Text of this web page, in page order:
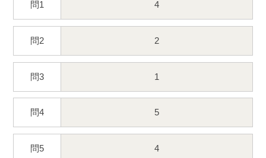
問1 4
問2 2
問3 1
問4 5
問5 4